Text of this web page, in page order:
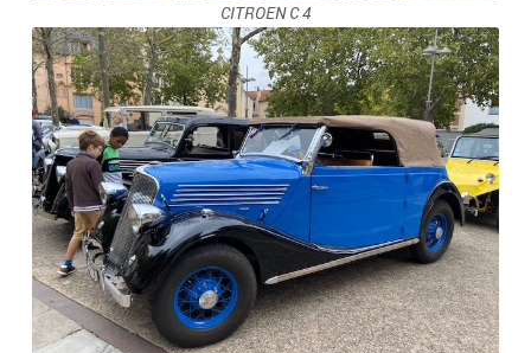
CITROEN C 4